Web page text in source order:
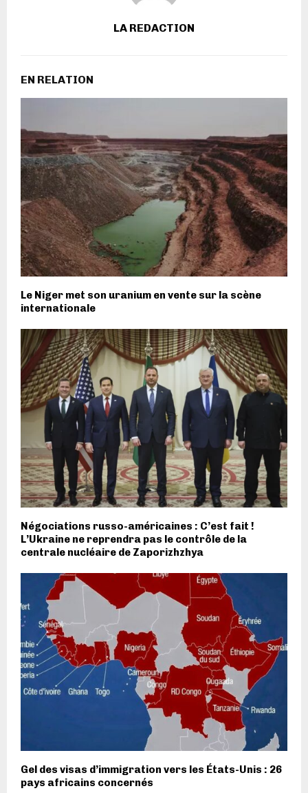
LA REDACTION
EN RELATION
Le Niger met son uranium en vente sur la scène
internationale
Négociations russo-américaines : C’est fait !
L’Ukraine ne reprendra pas le contrôle de la
centrale nucléaire de Zaporizhzhya
Gel des visas d’immigration vers les États-Unis : 26
pays africains concernés